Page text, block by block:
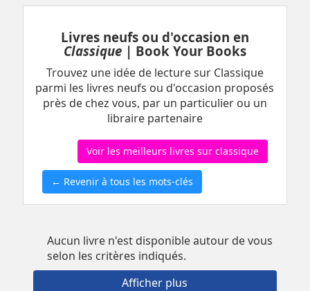
Livres neufs ou d'occasion en
Classique| Book Your Books
Trouvez une idée de lecture sur Classique
parmi les livres neufs ou d'occasion proposés
près de chez vous, par un particulier ou un
libraire partenaire
Voir les meilleurs livres sur classique
← Revenir à tous les mots-clés
Aucun livre n'est disponible autour de vous
selon les critères indiqués.
Afficher plus